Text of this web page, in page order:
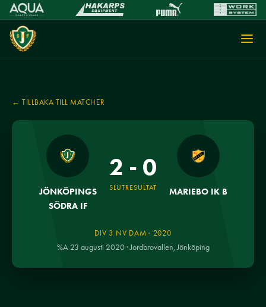
← TILLBAKA TILL MATCHER
JÖNKÖPINGS
SÖDRA IF
2 - 0
SLUTRESULTAT MARIEBO IK B
DIV 3 NV DAM · 2020
%A 23 augusti 2020 · Jordbrovallen, Jönköping